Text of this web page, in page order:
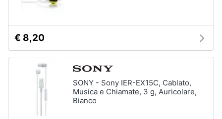
€ 8,20
SONY - Sony IER-EX15C, Cablato,
Musica e Chiamate, 3 g, Auricolare,
Bianco